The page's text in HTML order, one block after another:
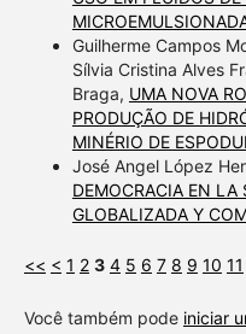
Guilherme Campos
Sílvia Cristina Alves
Braga, UMA NOVA
PRODUÇÃO DE
MINÉRIO DE
José Angel López
DEMOCRACIA EN LA
GLOBALIZADA Y
<< < 1 2 3 4 5 6 7 8 9 10 11
Você também pode iniciar